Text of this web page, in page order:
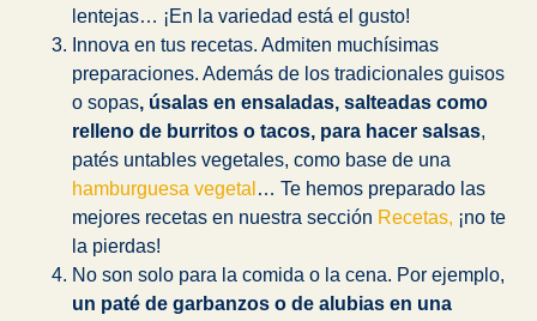
lentejas… ¡En la variedad está el gusto!
Innova en tus recetas. Admiten muchísimas
preparaciones. Además de los tradicionales guisos
o sopas, úsalas en ensaladas, salteadas como
relleno de burritos o tacos, para hacer salsas,
patés untables vegetales, como base de una
hamburguesa vegetal … Te hemos preparado las
mejores recetas en nuestra sección Recetas, ¡no te
la pierdas!
No son solo para la comida o la cena. Por ejemplo,
un paté de garbanzos o de alubias en una